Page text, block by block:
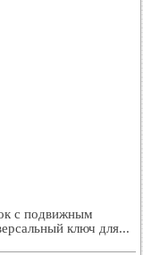
с подвижным
ключ для...